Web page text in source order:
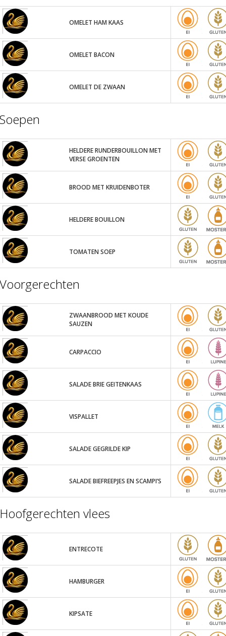
OMELET HAM KAAS
OMELET BACON
OMELET DE ZWAAN
Soepen
HELDERE RUNDERBOUILLON MET
VERSE GROENTEN
BROOD MET KRUIDENBOTER
HELDERE BOUILLON
TOMATEN SOEP
Voorgerechten
ZWAANBROOD MET KOUDE
SAUZEN
CARPACCIO
SALADE BRIE GEITENKAAS
VISPALLET
SALADE GEGRILDE KIP
SALADE BIEFREEPJES EN SCAMPI’S
Hoofgerechten vlees
ENTRECOTE
HAMBURGER
KIPSATE